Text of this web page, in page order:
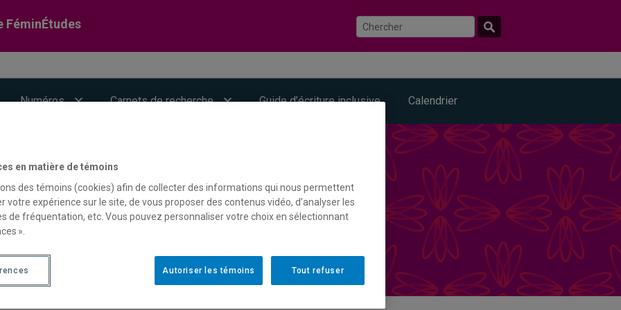
FéminÉtudes
Numéros Carnets de recherche Guide d’écriture inclusive Calendrier
en matière de témoins
des témoins (cookies) afin de collecter des informations qui nous permettent
votre expérience sur le site, de vous proposer des contenus vidéo, d’analyser les
de fréquentation, etc. Vous pouvez personnaliser votre choix en sélectionnant
».
Tout refuser
Autoriser les témoins